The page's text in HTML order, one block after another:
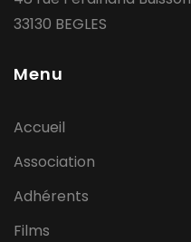
33130 BEGLES
Menu
Accueil
Association
Adhérents
Films